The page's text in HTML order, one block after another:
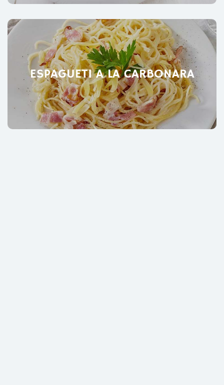
ESPAGUETI A LA CARBONARA